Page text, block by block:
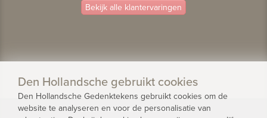
Bekijk alle klantervaringen
© 2026 - Den Hollandsche Gedenktekens
Den Hollandsche gebruikt cookies
Den Hollandsche Gedenktekens gebruikt cookies om de
website te analyseren en voor de personalisatie van